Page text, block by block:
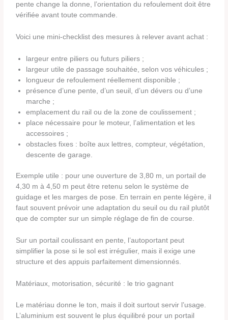
pente change la donne, l’orientation du refoulement doit être
vérifiée avant toute commande.
Voici une mini-checklist des mesures à relever avant achat :
largeur entre piliers ou futurs piliers ;
largeur utile de passage souhaitée, selon vos véhicules ;
longueur de refoulement réellement disponible ;
présence d’une pente, d’un seuil, d’un dévers ou d’une
marche ;
emplacement du rail ou de la zone de coulissement ;
place nécessaire pour le moteur, l’alimentation et les
accessoires ;
obstacles fixes : boîte aux lettres, compteur, végétation,
descente de garage.
Exemple utile : pour une ouverture de 3,80 m, un portail de
4,30 m à 4,50 m peut être retenu selon le système de
guidage et les marges de pose. En terrain en pente légère, il
faut souvent prévoir une adaptation du seuil ou du rail plutôt
que de compter sur un simple réglage de fin de course.
Sur un portail coulissant en pente, l’autoportant peut
simplifier la pose si le sol est irrégulier, mais il exige une
structure et des appuis parfaitement dimensionnés.
Matériaux, motorisation, sécurité : le trio gagnant
Le matériau donne le ton, mais il doit surtout servir l’usage.
L’aluminium est souvent le plus équilibré pour un portail